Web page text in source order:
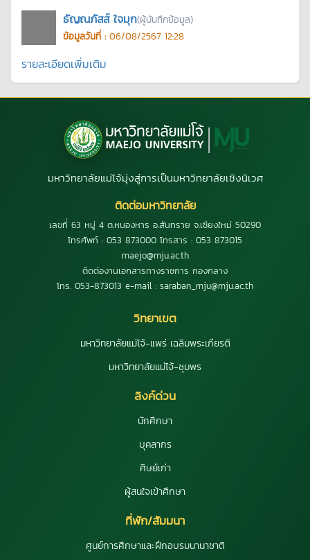
ธัญณภัสส์ ใจมุก(ผู้บันทึกข้อมูล)
ข้อมูลวันที่ : 06/08/2567 12:28
รายละเอียดเพิ่มเติม
มหาวิทยาลัยแม่โจ้มุ่งสู่การเป็นมหาวิทยาลัยเชิงนิเวศ
ติดต่อมหาวิทยาลัย
เลขที่ 63 หมู่ 4 ต.หนองหาร อ.สันทราย จ.เชียงใหม่ 50290
โทรศัพท์ : 053 873000 โทรสาร : 053 873015
maejo@mju.ac.th
ติดต่องานเอกสารทางราชการ กองกลาง
โทร. 053-873013 e-mail : saraban_mju@mju.ac.th
วิทยาเขต
มหาวิทยาลัยแม่โจ้-แพร่ เฉลิมพระเกียรติ
มหาวิทยาลัยแม่โจ้-ชุมพร
ลิงค์ด่วน
นักศึกษา
บุคลากร
ศิษย์เก่า
ผู้สนใจเข้าศึกษา
ที่พัก/สัมมนา
ศูนย์การศึกษาและฝึกอบรมนานาชาติ